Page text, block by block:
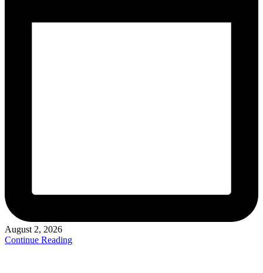
August 2, 2026
Continue Reading